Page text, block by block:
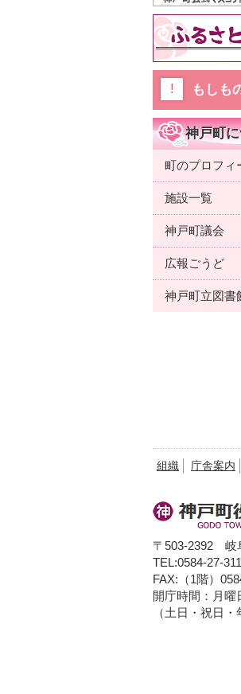
もしも
神戸町
町のプロフィ
施設一覧
神戸町議会
広報ごうど
神戸町立図書
組織 庁舎案内
〒503-2392 岐
TEL:0584-27-
FAX:（1階）
開庁時間：月
（土日・祝日・